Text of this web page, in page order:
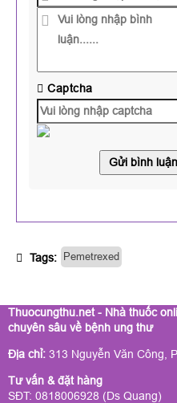
Captcha
Gửi bình luận
Tags: Pemetrexed
Thuocungthu.net - Nhà thuốc
chuyên sâu về bệnh ung thư
Địa chỉ: 313 Nguyễn Văn Công,
Tư vấn & đặt hàng
SĐT: 0818006928 (Ds Quang)